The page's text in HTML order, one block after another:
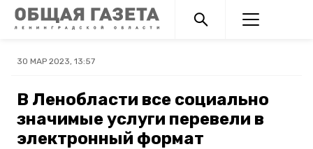
30 МАР 2023, 13:57
В Ленобласти все социально
значимые услуги перевели в
электронный формат